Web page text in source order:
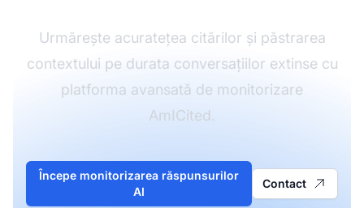
Urmărește acuratețea citărilor și păstrarea
contextului pe durata conversațiilor extinse cu
platforma avansată de monitorizare
AmICited.
Începe monitorizarea răspunsurilor
AI
Contact